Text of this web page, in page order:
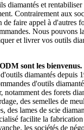
diamantés et rentabiliser
Contrairement aux
de faire appel à d'autres
Nous pouvons
et livrer vos outils
sont les bienvenus.
diamantés depuis
d'outils
notamment des forets
des semelles de
des lames de scie
facilite la
les sociétés de